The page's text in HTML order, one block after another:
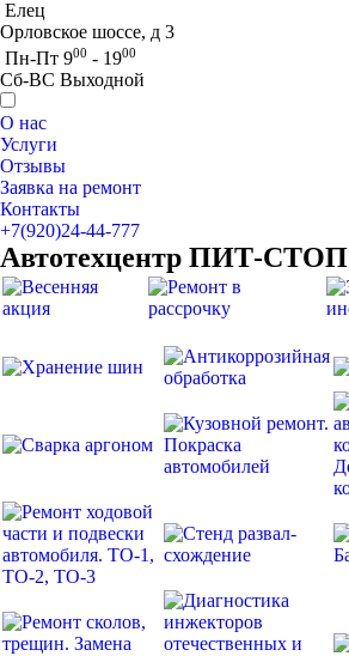
Елец
Орловское шоссе, д 3
Пн-Пт 900 - 1900
Сб-ВС Выходной
О нас
Услуги
Отзывы
Заявка на ремонт
Контакты
+7(920)24-44-777
Автотехцентр ПИТ-СТОП